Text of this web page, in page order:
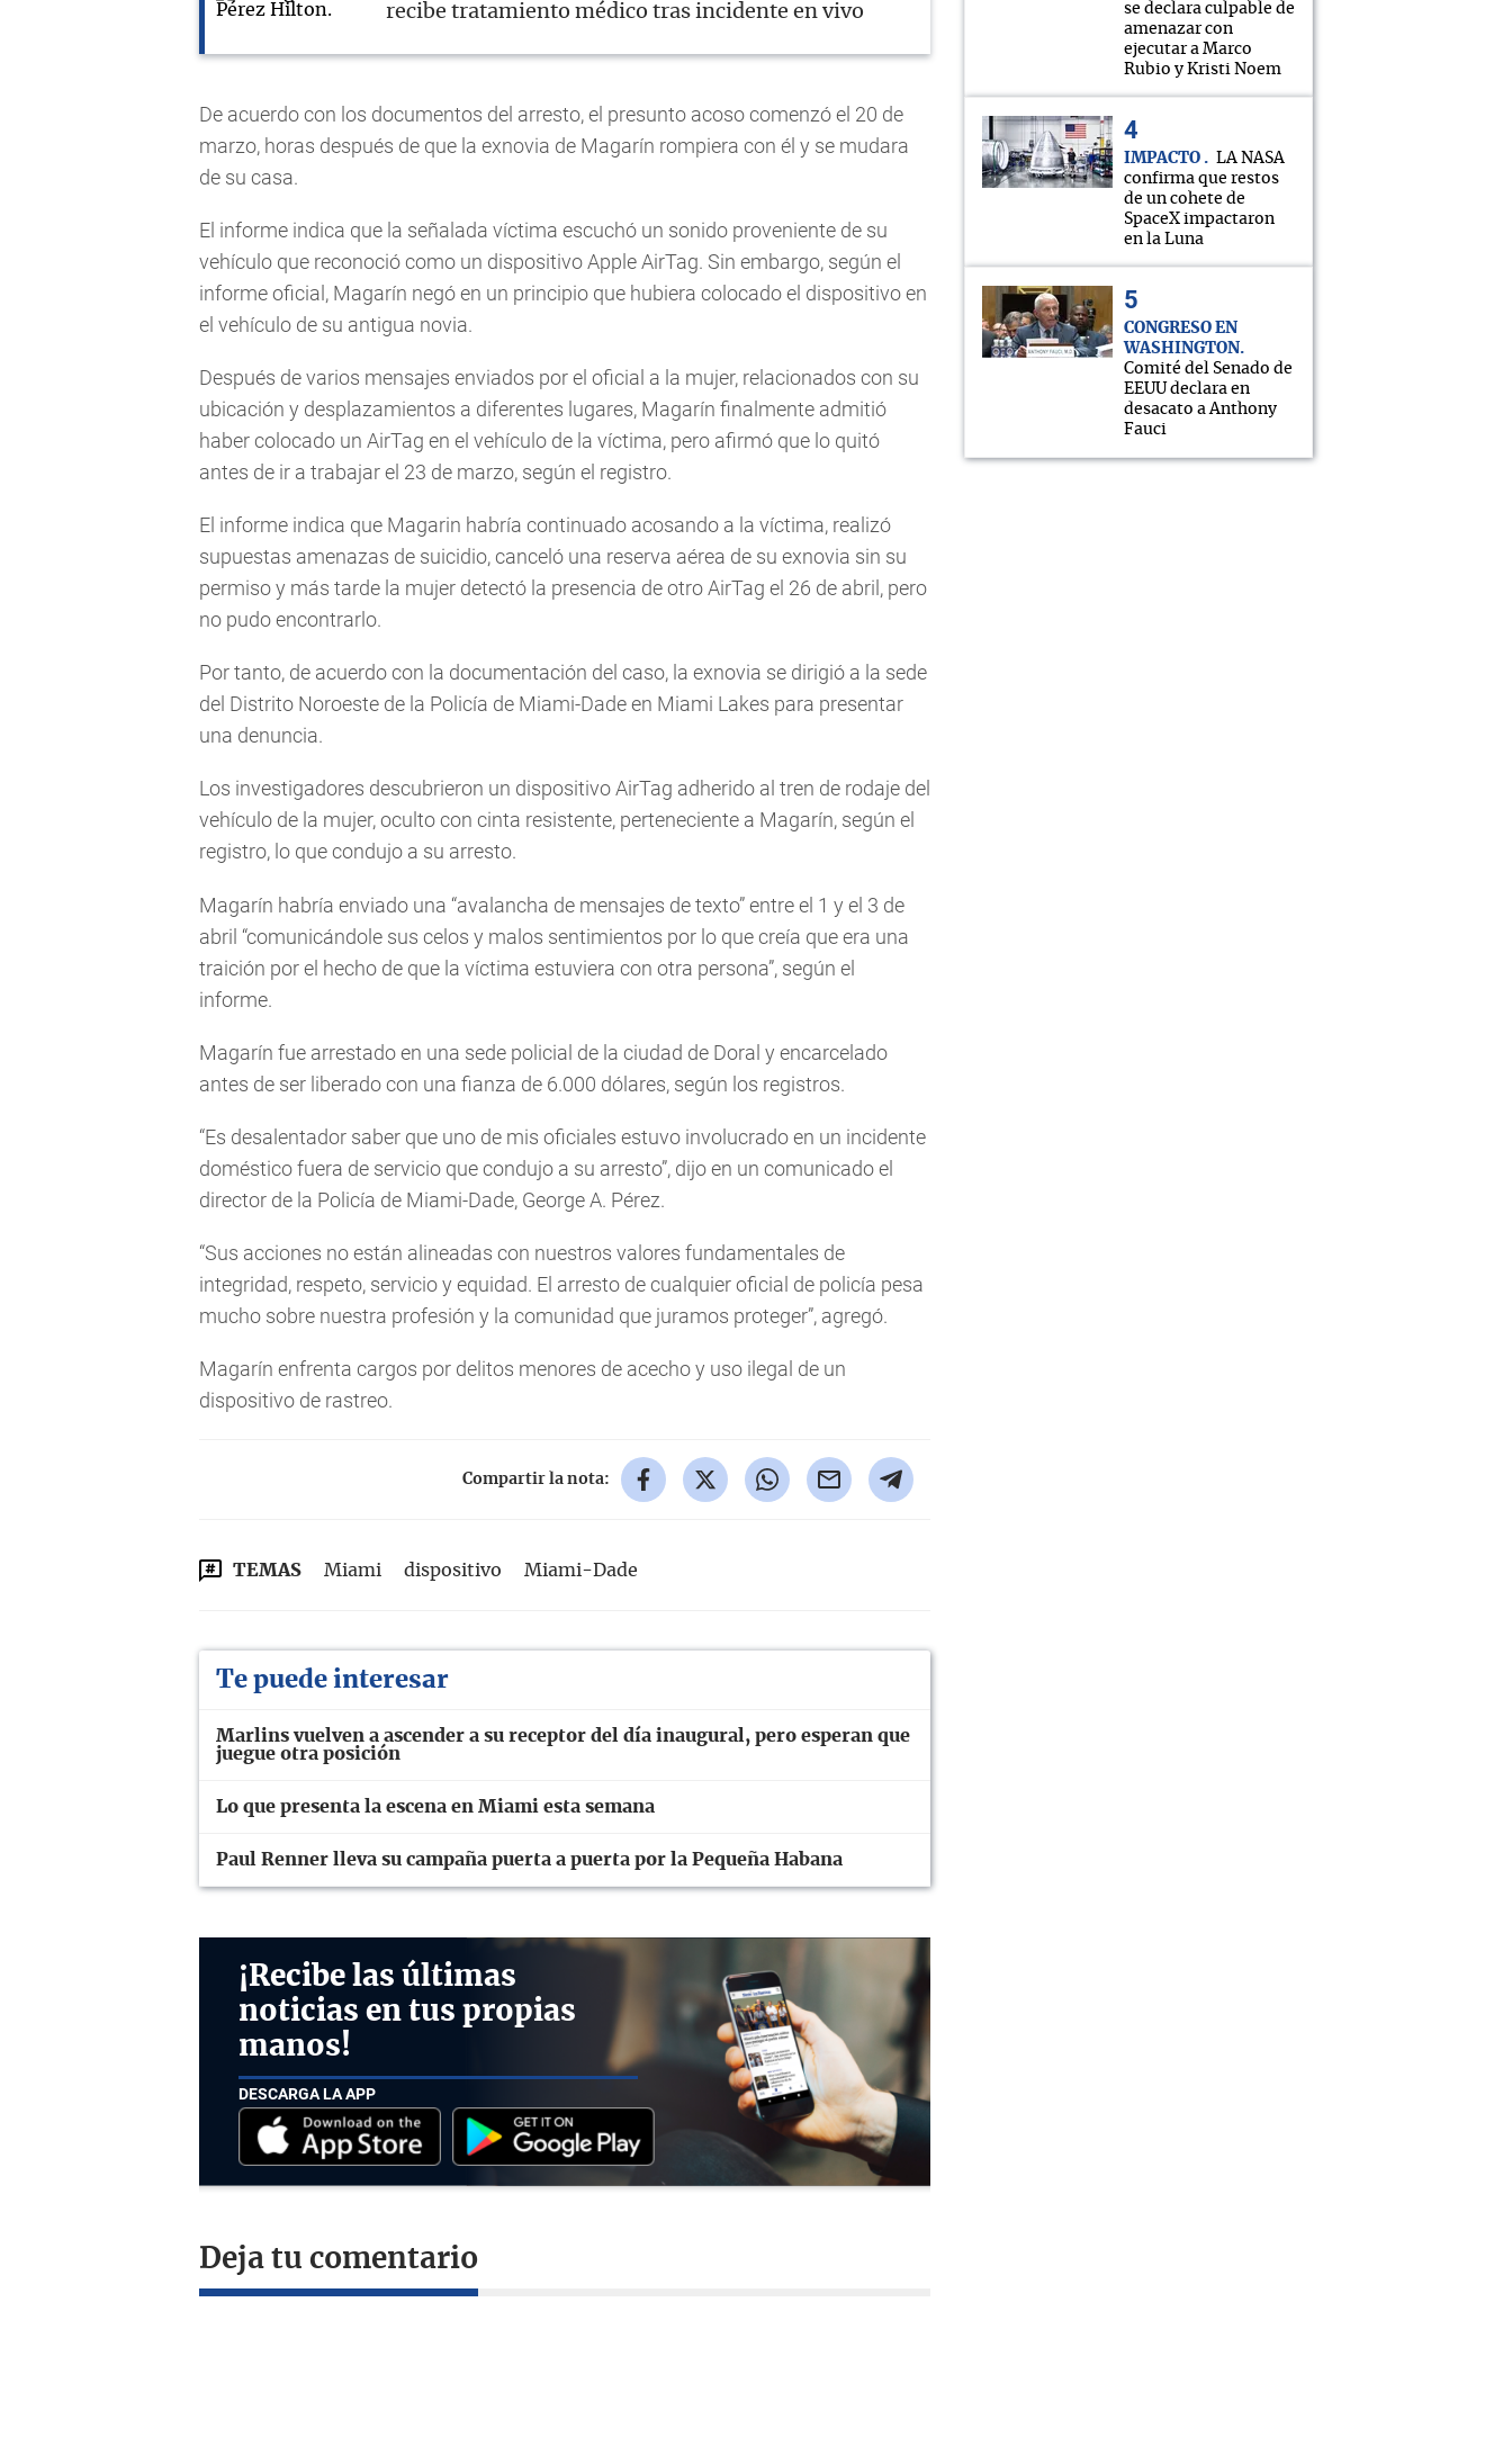
recibe tratamiento médico tras incidente en vivo
De acuerdo con los documentos del arresto, el presunto acoso comenzó el 20 de
marzo, horas después de que la exnovia de Magarín rompiera con él y se mudara
de su casa.
El informe indica que la señalada víctima escuchó un sonido proveniente de su
vehículo que reconoció como un dispositivo Apple AirTag. Sin embargo, según el
informe oficial, Magarín negó en un principio que hubiera colocado el dispositivo en
el vehículo de su antigua novia.
Después de varios mensajes enviados por el oficial a la mujer, relacionados con su
ubicación y desplazamientos a diferentes lugares, Magarín finalmente admitió
haber colocado un AirTag en el vehículo de la víctima, pero afirmó que lo quitó
antes de ir a trabajar el 23 de marzo, según el registro.
El informe indica que Magarin habría continuado acosando a la víctima, realizó
supuestas amenazas de suicidio, canceló una reserva aérea de su exnovia sin su
permiso y más tarde la mujer detectó la presencia de otro AirTag el 26 de abril, pero
no pudo encontrarlo.
Por tanto, de acuerdo con la documentación del caso, la exnovia se dirigió a la sede
del Distrito Noroeste de la Policía de Miami-Dade en Miami Lakes para presentar
una denuncia.
Los investigadores descubrieron un dispositivo AirTag adherido al tren de rodaje del
vehículo de la mujer, oculto con cinta resistente, perteneciente a Magarín, según el
registro, lo que condujo a su arresto.
Magarín habría enviado una “avalancha de mensajes de texto” entre el 1 y el 3 de
abril “comunicándole sus celos y malos sentimientos por lo que creía que era una
traición por el hecho de que la víctima estuviera con otra persona”, según el
informe.
Magarín fue arrestado en una sede policial de la ciudad de Doral y encarcelado
antes de ser liberado con una fianza de 6.000 dólares, según los registros.
“Es desalentador saber que uno de mis oficiales estuvo involucrado en un incidente
doméstico fuera de servicio que condujo a su arresto”, dijo en un comunicado el
director de la Policía de Miami-Dade, George A. Pérez.
“Sus acciones no están alineadas con nuestros valores fundamentales de
integridad, respeto, servicio y equidad. El arresto de cualquier oficial de policía pesa
mucho sobre nuestra profesión y la comunidad que juramos proteger”, agregó.
Magarín enfrenta cargos por delitos menores de acecho y uso ilegal de un
dispositivo de rastreo.
Compartir la nota:
TEMAS Miami dispositivo Miami-Dade
Te puede interesar
Marlins vuelven a ascender a su receptor del día inaugural, pero esperan que
juegue otra posición
Lo que presenta la escena en Miami esta semana
Paul Renner lleva su campaña puerta a puerta por la Pequeña Habana
¡Recibe las últimas
noticias en tus propias
manos!
DESCARGA LA APP
Deja tu comentario
se declara culpable de
amenazar con
ejecutar a Marco
Rubio y Kristi Noem
IMPACTO
LA NASA
confirma que restos
de un cohete de
SpaceX impactaron
en la Luna
CONGRESO EN
WASHINGTON
Comité del Senado de
EEUU declara en
desacato a Anthony
Fauci